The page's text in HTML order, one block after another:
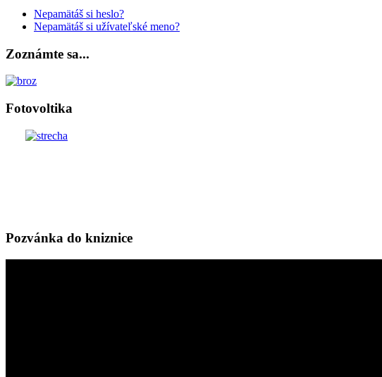
Nepamätáš si heslo?
Nepamätáš si užívateľské meno?
Zoznámte sa...
Fotovoltika
Pozvánka do kniznice